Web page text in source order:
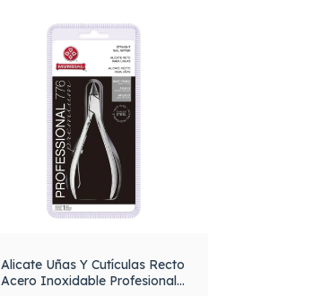
Alicate Uñas Y Cutículas Recto
Acero Inoxidable Profesional